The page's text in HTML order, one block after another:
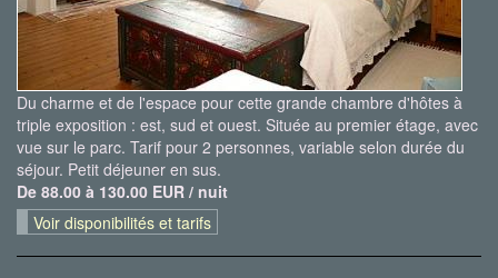
Du charme et de l'espace pour cette grande chambre d'hôtes à
triple exposition : est, sud et ouest. Située au premier étage, avec
vue sur le parc. Tarif pour 2 personnes, variable selon durée du
séjour. Petit déjeuner en sus.
De 88.00 à 130.00 EUR / nuit
Voir disponibilités et tarifs